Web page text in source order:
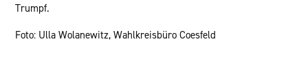
Trumpf.
Foto: Ulla Wolanewitz, Wahlkreisbüro Coesfeld